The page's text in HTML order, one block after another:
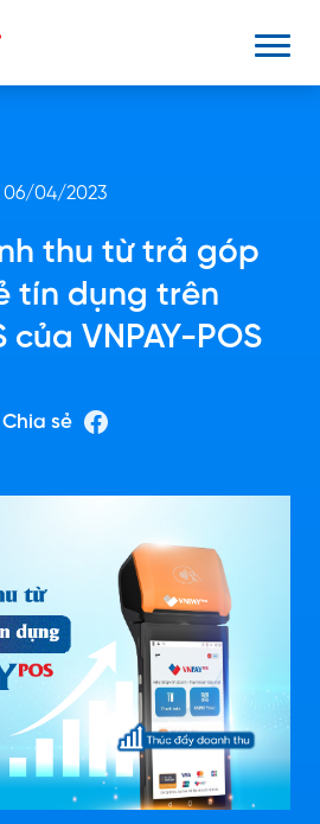
06/04/2023
thu từ trả góp
tín dụng trên
của VNPAY-POS
Chia sẻ